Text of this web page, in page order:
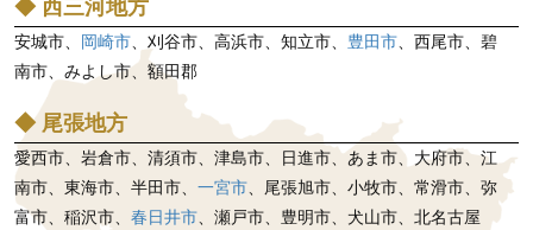
◆ 西三河地方
安城市、 岡崎市 、刈谷市、高浜市、知立市、 豊田市 、西尾市、碧
南市、みよし市、額田郡
◆ 尾張地方
愛西市、岩倉市、清須市、津島市、日進市、あま市、大府市、江
南市、東海市、半田市、 一宮市 、尾張旭市、小牧市、常滑市、弥
富市、稲沢市、 春日井市 、瀬戸市、豊明市、犬山市、北名古屋